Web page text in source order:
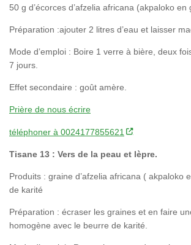
50 g d’écorces d’afzelia africana (akpaloko en
Préparation :ajouter 2 litres d’eau et laisser
Mode d’emploi : Boire 1 verre à bière, deux
7 jours.
Effet secondaire : goût amère.
Prière de nous écrire
téléphoner à 0024177855621
Tisane 13 : Vers de la peau et lèpre.
Produits : graine d’afzelia africana ( akpaloko
de karité
Préparation : écraser les graines et en faire
homogène avec le beurre de karité.